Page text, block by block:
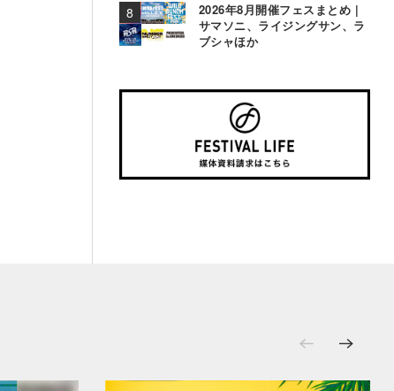
2026年8月開催フェスまとめ |
サマソニ、ライジングサン、ラ
ブシャほか